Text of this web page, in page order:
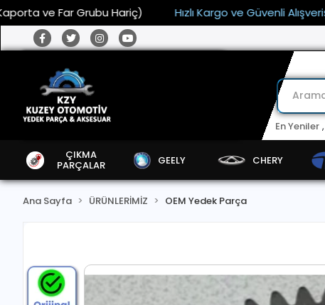
ve Far Grubu Hariç) Hızlı Kargo ve Güvenli Alışveriş
En Yeniler ,
ÇIKMA
PARÇALAR GEELY CHERY
Ana Sayfa ÜRÜNLERİMİZ OEM Yedek Parça